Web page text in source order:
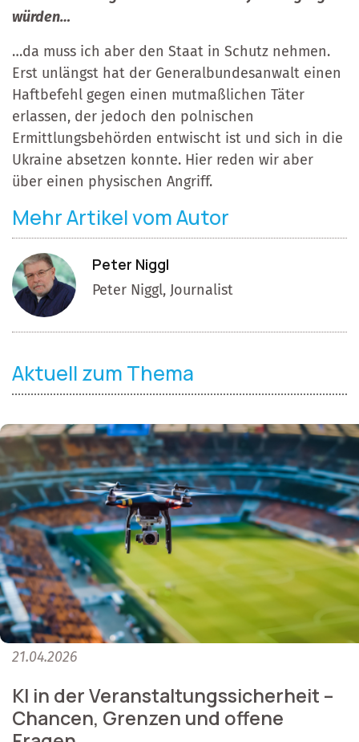
würden…
…da muss ich aber den Staat in Schutz nehmen.
Erst unlängst hat der Generalbundesanwalt einen
Haftbefehl gegen einen mutmaßlichen Täter
erlassen, der jedoch den polnischen
Ermittlungsbehörden entwischt ist und sich in die
Ukraine absetzen konnte. Hier reden wir aber
über einen physischen Angriff.
Mehr Artikel vom Autor
Peter Niggl
Peter Niggl, Journalist
Aktuell zum Thema
21.04.2026
KI in der Veranstaltungssicherheit –
Chancen, Grenzen und offene